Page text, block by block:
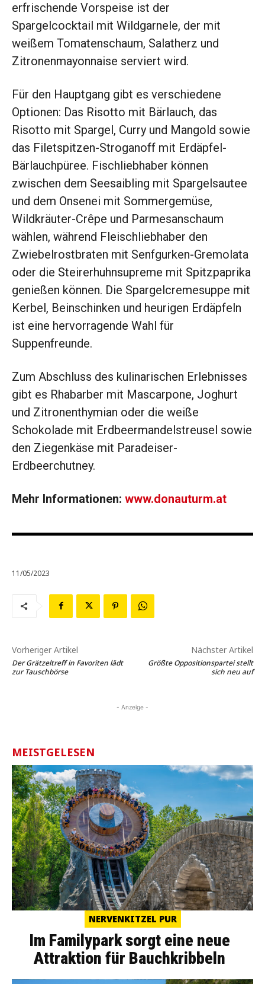
erfrischende Vorspeise ist der
Spargelcocktail mit Wildgarnele, der mit
weißem Tomatenschaum, Salatherz und
Zitronenmayonnaise serviert wird.
Für den Hauptgang gibt es verschiedene
Optionen: Das Risotto mit Bärlauch, das
Risotto mit Spargel, Curry und Mangold sowie
das Filetspitzen-Stroganoff mit Erdäpfel-
Bärlauchpüree. Fischliebhaber können
zwischen dem Seesaibling mit Spargelsautee
und dem Onsenei mit Sommergemüse,
Wildkräuter-Crêpe und Parmesanschaum
wählen, während Fleischliebhaber den
Zwiebelrostbraten mit Senfgurken-Gremolata
oder die Steirerhuhnsupreme mit Spitzpaprika
genießen können. Die Spargelcremesuppe mit
Kerbel, Beinschinken und heurigen Erdäpfeln
ist eine hervorragende Wahl für
Suppenfreunde.
Zum Abschluss des kulinarischen Erlebnisses
gibt es Rhabarber mit Mascarpone, Joghurt
und Zitronenthymian oder die weiße
Schokolade mit Erdbeermandelstreusel sowie
den Ziegenkäse mit Paradeiser-
Erdbeerchutney.
Mehr Informationen: www.donauturm.at
11/05/2023
Vorheriger Artikel
Der Grätzeltreff in Favoriten lädt
zur Tauschbörse
Nächster Artikel
Größte Oppositionspartei stellt
sich neu auf
- Anzeige -
MEISTGELESEN
NERVENKITZEL PUR
Im Familypark sorgt eine neue
Attraktion für Bauchkribbeln